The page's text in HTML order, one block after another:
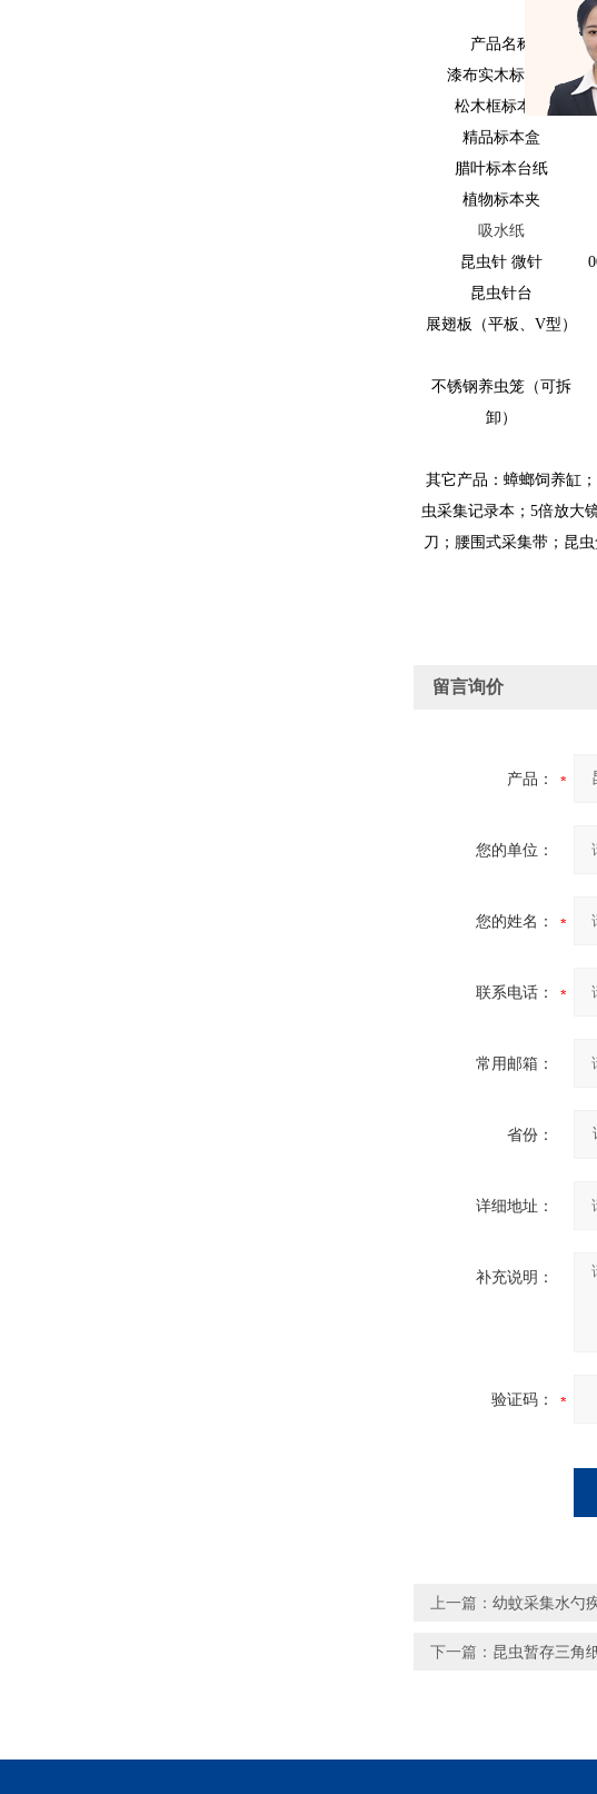
产品名称
漆布实木标本盒
松木框标本盒
精品标本盒
腊叶标本台纸
植物标本夹
吸水纸
昆虫针 微针
昆虫针台
展翅板
（平板、V型 ）
不锈钢养虫笼（可拆
卸）
其它产品： 蟑螂饲养缸；
虫采集记录本；5倍放大
刀；腰围式采集带；昆
留言询价
产品：
您的单位：
您的姓名：
联系电话：
常用邮箱：
省份：
详细地址：
补充说明：
验证码：
上一篇： 幼蚊采集水勺
下一篇： 昆虫暂存三角